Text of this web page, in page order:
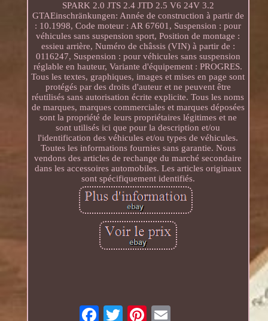
SPARK 2.0 JTS 2.4 JTD 2.5 V6 24V 3.2
GTAEinschränkungen: Année de construction à partir de
: 10.1998, Code moteur : AR 67601, Suspension : pour
véhicules sans suspension sport, Position de montage :
essieu arrière, Numéro de châssis (VIN) à partir de :
0116247, Suspension : pour véhicules sans suspension
réglable en hauteur, Variante d'équipement : PROGRES.
Tous les textes, graphiques, images et mises en page sont
protégés par des droits d'auteur et ne peuvent être
réutilisés sans autorisation écrite explicite. Tous les noms
de marques, marques commerciales et marques déposées
sont la propriété de leurs propriétaires légitimes et ne
sont utilisés ici que pour la description et/ou
l'identification des véhicules et/ou types de véhicules.
Toutes les informations fournies sans garantie. Nous
vendons des articles de rechange du marché secondaire
dans les accessoires automobiles. Les articles originaux
sont spécifiquement identifiés.